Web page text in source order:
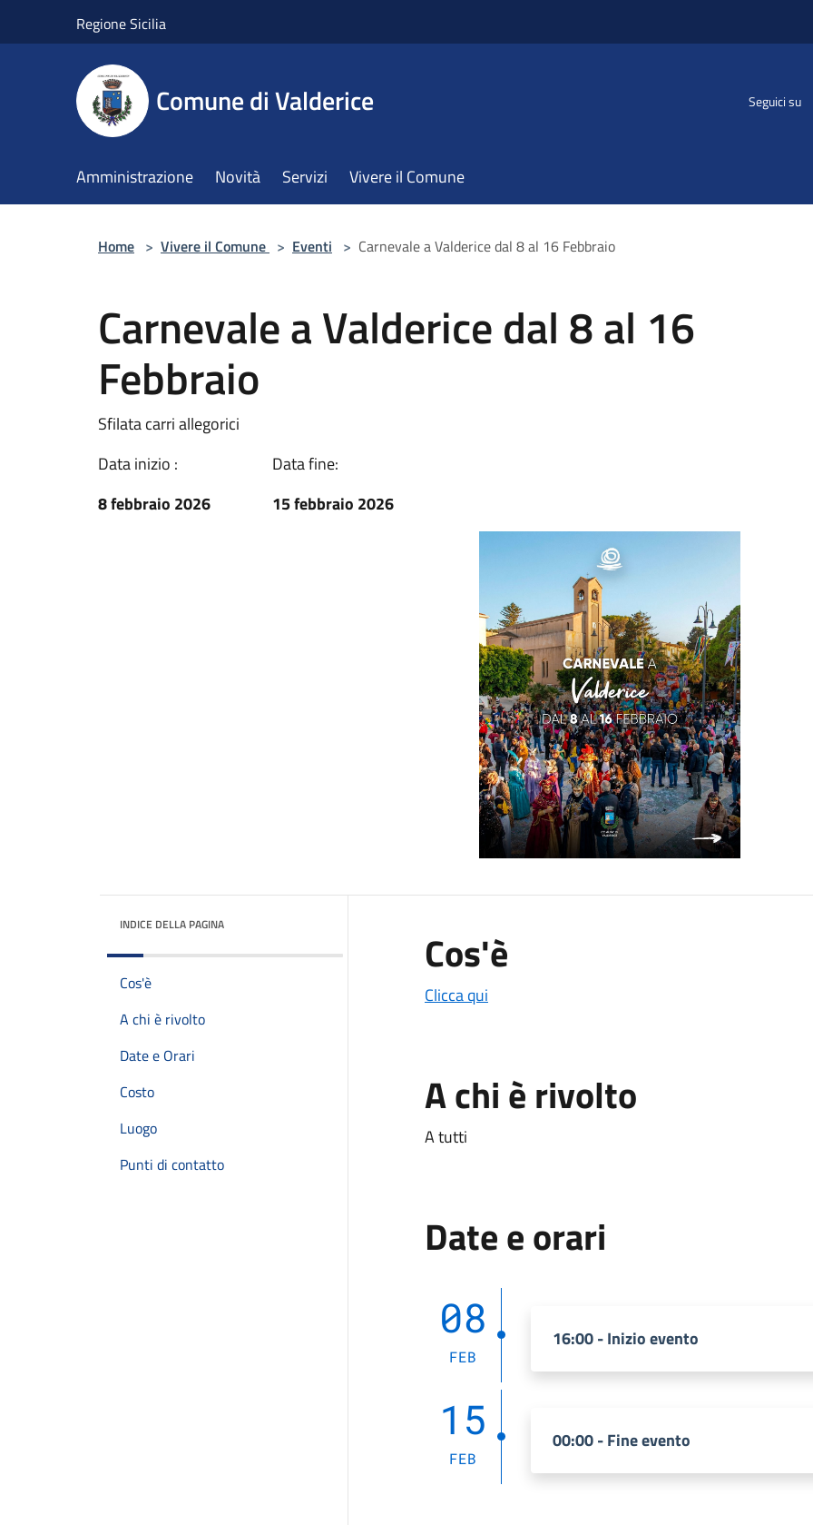
Regione Sicilia
Comune di Valderice Seguici su
Amministrazione Novità Servizi Vivere il Comune
Home > Vivere il Comune > Eventi > Carnevale a Valderice dal 8 al 16 Febbraio
Carnevale a Valderice dal 8 al 16
Febbraio
Sfilata carri allegorici
Data inizio :
8 febbraio 2026
Data fine:
15 febbraio 2026
INDICE DELLA PAGINA
Cos'è
A chi è rivolto
Date e Orari
Costo
Luogo
Punti di contatto
Cos'è
Clicca qui
A chi è rivolto
A tutti
Date e orari
08
FEB
16:00 - Inizio evento
15
FEB
00:00 - Fine evento